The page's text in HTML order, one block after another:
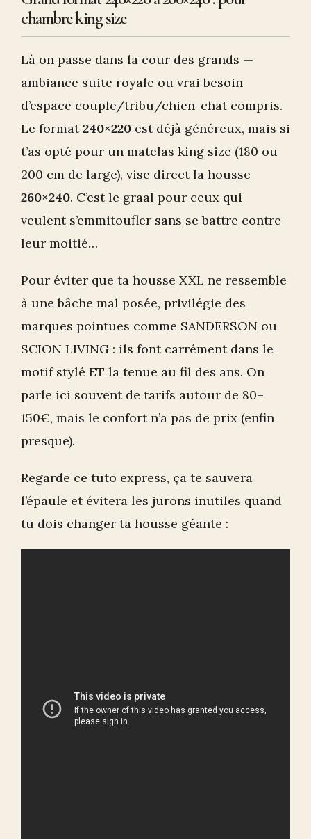
chambre king size
Là on passe dans la cour des grands —
ambiance suite royale ou vrai besoin
d’espace couple/tribu/chien-chat compris.
Le format240×220 est déjà généreux, mais si
t’as opté pour un matelas king size (180 ou
200 cm de large), vise direct la housse
260×240. C’est le graal pour ceux qui
veulent s’emmitoufler sans se battre contre
leur moitié…
Pour éviter que ta housse XXL ne ressemble
à une bâche mal posée, privilégie des
marques pointues comme SANDERSON ou
SCION LIVING : ils font carrément dans le
motif stylé ET la tenue au fil des ans. On
parle ici souvent de tarifs autour de 80–
150€, mais le confort n’a pas de prix (enfin
presque).
Regarde ce tuto express, ça te sauvera
l’épaule et évitera les jurons inutiles quand
tu dois changer ta housse géante :